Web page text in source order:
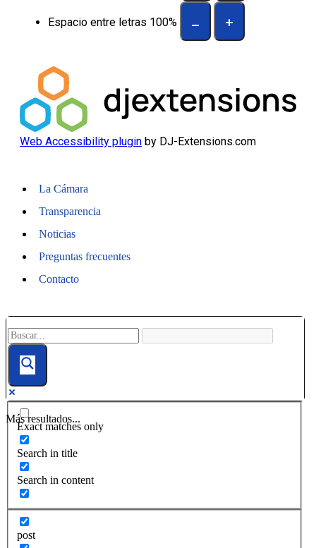
Espacio entre letras 100%
Web Accessibility plugin by DJ-Extensions.com
La Cámara
Transparencia
Noticias
Preguntas frecuentes
Contacto
Más resultados...
Exact matches only
Search in title
Search in content
post